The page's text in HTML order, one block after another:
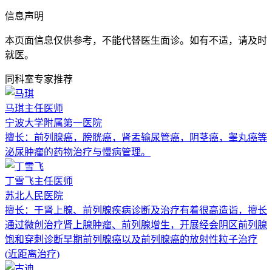
信息声明
本页面信息仅供参考，不能代替医生面诊。如有不适，请及时
就医。
同科室专家推荐
马琪主任医师
宁波大学附属第一医院
擅长： 前列腺癌，膀胱癌，肾盂输尿管癌，阴茎癌，睾丸癌等
泌尿肿瘤的药物治疗与慢病管理。
丁雪飞主任医师
苏北人民医院
擅长： 于肾上腺、前列腺疾病诊断及治疗有着很高造诣，擅长
通过微创治疗肾上腺肿瘤、前列腺增生，开展经会阴区前列腺
饱和穿刺诊断早期前列腺癌以及前列腺癌的放射性粒子治疗
(近距离治疗)